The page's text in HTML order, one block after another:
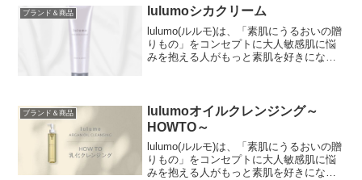
えている方も多いのではないでしょう
か。「スキン...
ブランド＆商品 lulumoシカクリーム
lulumo(ルルモ)は、「素肌にうるおいの贈
りもの」をコンセプトに大人敏感肌に悩
みを抱える人がもっと素肌を好きになる
いる新田恵子さ...
ブランド＆商品
lulumoオイルクレンジング～
HOWTO～
lulumo(ルルモ)は、「素肌にうるおいの贈
りもの」をコンセプトに大人敏感肌に悩
みを抱える人がもっと素肌を好きになる